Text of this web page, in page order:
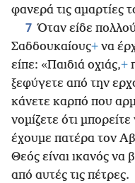
φανερά τις αμαρτίες
7 Όταν είδε
Σαδδουκαίους+ να
είπε: «Παιδιά οχιάς,+
ξεφύγετε από την
κάνετε καρπό που
νομίζετε ότι
έχουμε πατέρα τον
Θεός είναι ικανός να
από αυτές τις πέτρες.